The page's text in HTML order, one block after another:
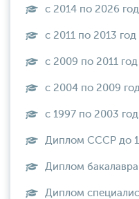
с 2014 по 2026 год
с 2011 по 2013 год
с 2009 по 2011 год
с 2004 по 2009 год
с 1997 по 2003 год
Диплом СССР до
Диплом бакалавра
Диплом